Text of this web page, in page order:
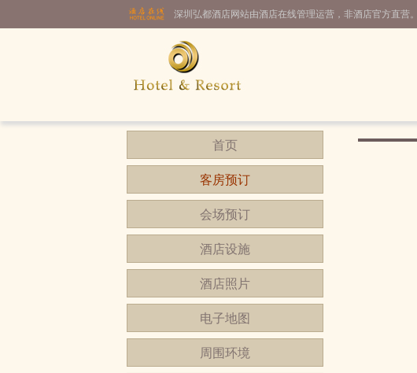
深圳弘都酒店网站由酒店在线管理运营，非酒店官方直营
首页
客房预订
会场预订
酒店设施
酒店照片
电子地图
周围环境